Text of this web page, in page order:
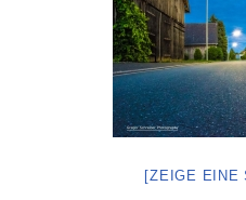
[ZEIGE EINE